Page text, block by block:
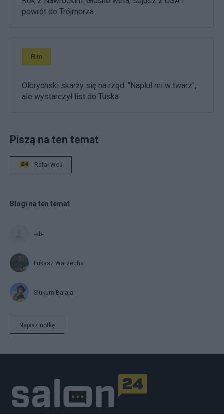
powrót do Trójmorza
Film
Olbrychski skarży się na rząd. "Napluł mi w twarz",
ale wystarczył list do Tuska
Piszą na ten temat
Rafał Woś
Blogi na ten temat
-ab-
Łukasz Warzecha
Siukum Balala
Napisz notkę